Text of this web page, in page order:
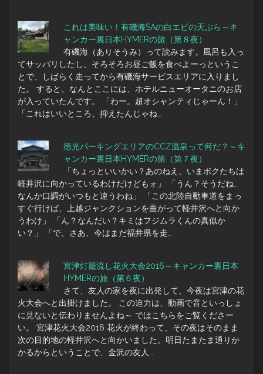
これは美味い！有磯海SAの白エビの天ぷら～キ
ャンカー裏日本HYMERの旅（第８夜）
有磯海（ありそうみ）って読みます。風呂も入っ
てサッパリしたし、そろそろお昼ご飯を食べよーっというこ
とで、しばらく走ってから有磯海サービスエリアに入りまし
た。 すると、なんとここには、ホテルニューオータニのお店
が入っていたんです。 「わー。超オシャンティじゃーん！」
「これはいいところ、抑えたんじゃね…
徳光パーキングエリアのCCZ温泉って何だ？～キ
ャンカー裏日本HYMERの旅（第７夜）
「ちょっといいかい？あのねえ、いまボクたちは
軽井沢に向かっているわけだけどもォ」 「うん？そうだね…
なんか口調がいつもと違うわね」 「この北陸自動車道をまっ
すぐ行けば、上越ジャンクションを曲がって軽井沢へと向か
うわけ」 「ん？なんだい？キミはフジムラくんの真似か
い？」 「で、さあ、今はまだ福井県を走…
宮津灯籠流し花火大会2016～キャンカー裏日本
HYMERの旅（第６夜）
さて、友人の家を夜に出発して、今夜は宮津の花
火大会へと出掛けました。 この迫力は、動画で音といっしょ
に見ないと伝わりませんよね～ ではこちらをご覧くださー
い。 宮津花火大会2016 花火が終わって、その夜はそのまま
次の目的地の軽井沢へと向かいました。明日たまたま通りか
かるからということで、金沢の友人…